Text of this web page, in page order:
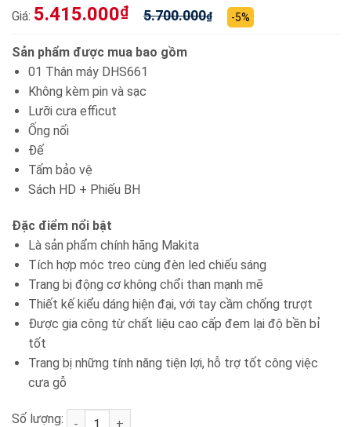
Giá: 5.415.000₫ 5.700.000₫ -5%
Sản phẩm được mua bao gồm
01 Thân máy DHS661
Không kèm pin và sạc
Lưỡi cưa efficut
Ống nối
Đế
Tấm bảo vệ
Sách HD + Phiếu BH
Đặc điểm nổi bật
Là sản phẩm chính hãng Makita
Tích hợp móc treo cùng đèn led chiếu sáng
Trang bị động cơ không chổi than mạnh mẽ
Thiết kế kiểu dáng hiện đại, với tay cầm chống trượt
Được gia công từ chất liệu cao cấp đem lại độ bền bỉ
tốt
Trang bị những tính năng tiện lợi, hỗ trợ tốt công việc
cưa gỗ
Số lượng: Thân máy cưa đĩa 165mm pin 18V Makita DHS661Z